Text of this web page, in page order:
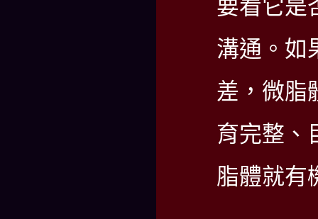
要看它是
溝通。如
差，微脂
育完整、
脂體就有